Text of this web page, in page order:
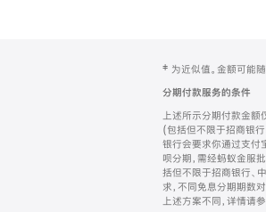
页
脚
注
‡ 为近似值。金额可能随
分期付款服务的条件
上述所示分期付款金
(包括但不限于招商银
银行会要求你通过支付
呗分期，需经蚂蚁金服
括但不限于招商银行、
求，不同免息分期期数
上述方案不同，详情